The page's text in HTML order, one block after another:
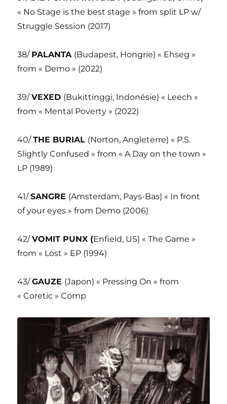
« No Stage is the best stage » from split LP w/
Struggle Session (2017)
38/ PALANTA (Budapest, Hongrie) « Ehseg »
from « Demo » (2022)
39/VEXED (Bukittinggi, Indonésie) « Leech »
from « Mental Poverty » (2022)
40/THE BURIAL (Norton, Angleterre) « P.S.
Slightly Confused » from « A Day on the town »
LP (1989)
41/SANGRE (Amsterdam, Pays-Bas) « In front
of your eyes » from Demo (2006)
42/VOMIT PUNX (Enfield, US) « The Game »
from « Lost » EP (1994)
43/GAUZE (Japon) « Pressing On » from
« Coretic » Comp